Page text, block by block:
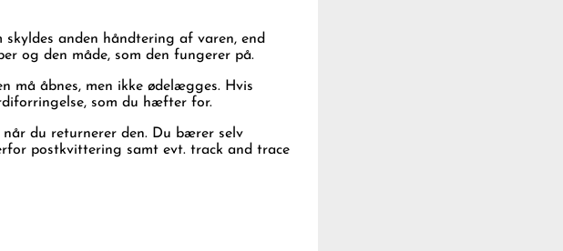
anden håndtering af varen, end
og den måde, som den fungerer på.
må åbnes, men ikke ødelægges. Hvis
som du hæfter for.
du returnerer den. Du bærer selv
postkvittering samt evt. track and trace